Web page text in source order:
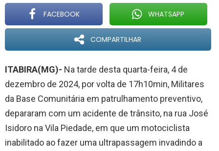
FACEBOOK WHATSAPP
COMPARTILHAR
ITABIRA(MG)- Na tarde desta quarta-feira, 4 de
dezembro de 2024, por volta de 17h10min, Militares
da Base Comunitária em patrulhamento preventivo,
depararam com um acidente de trânsito, na rua José
Isidoro na Vila Piedade, em que um motociclista
inabilitado ao fazer uma ultrapassagem invadindo a